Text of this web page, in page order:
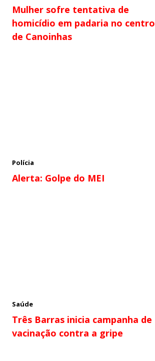
Mulher sofre tentativa de
homicídio em padaria no centro
de Canoinhas
Polícia
Alerta: Golpe do MEI
Saúde
Três Barras inicia campanha de
vacinação contra a gripe